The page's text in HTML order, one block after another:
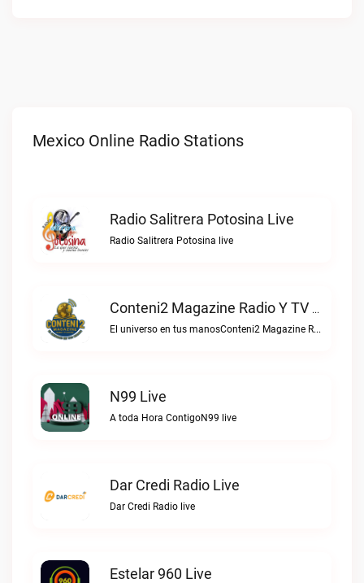
Mexico Online Radio Stations
Radio Salitrera Potosina Live
Radio Salitrera Potosina live
Conteni2 Magazine Radio Y TV Digital Live
El universo en tus manosConteni2 Magazine Radio y TV Digital live
N99 Live
A toda Hora ContigoN99 live
Dar Credi Radio Live
Dar Credi Radio live
Estelar 960 Live